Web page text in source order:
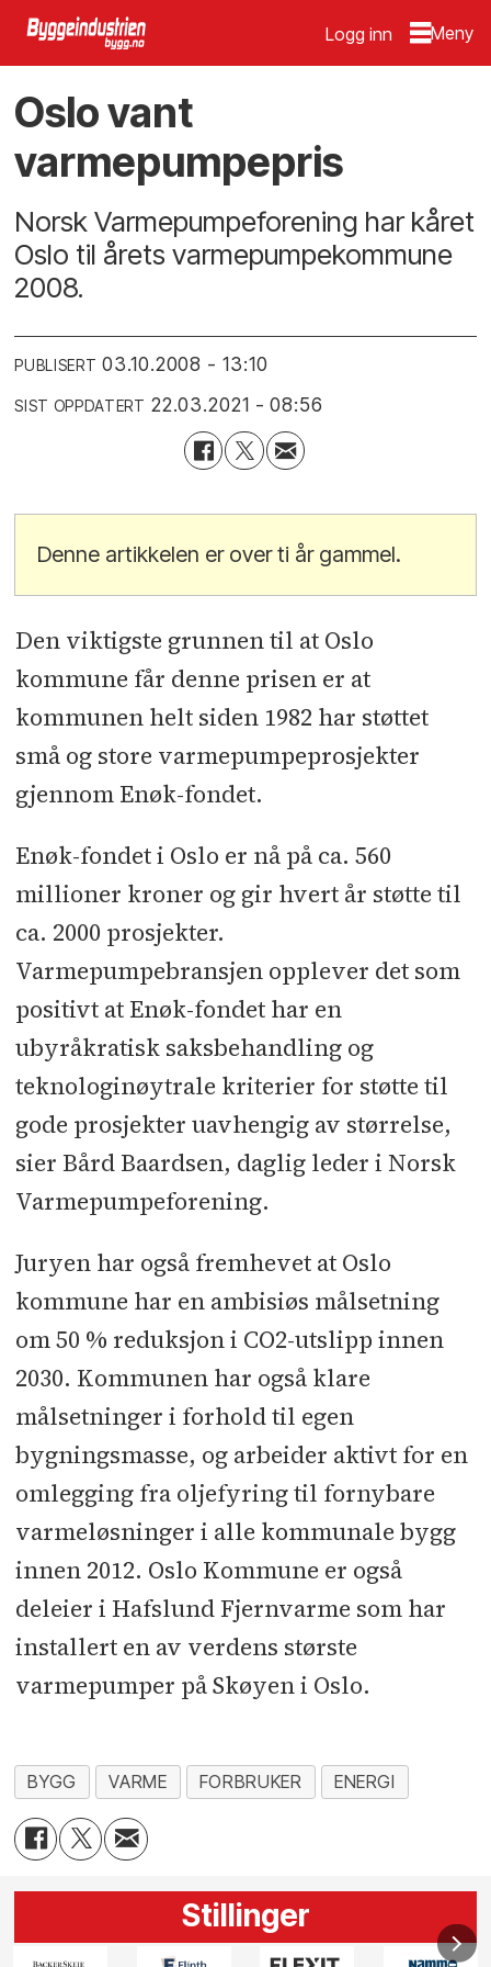
Logg inn
Oslo vant
varmepumpepris
Norsk Varmepumpeforening har kåret
Oslo til årets varmepumpekommune
2008.
PUBLISERT 03.10.2008 - 13:10
SIST OPPDATERT 22.03.2021 - 08:56
Denne artikkelen er over ti år gammel.
Den viktigste grunnen til at Oslo
kommune får denne prisen er at
kommunen helt siden 1982 har støttet
små og store varmepumpeprosjekter
gjennom Enøk-fondet.
Enøk-fondet i Oslo er nå på ca. 560
millioner kroner og gir hvert år støtte til
ca. 2000 prosjekter.
Varmepumpebransjen opplever det som
positivt at Enøk-fondet har en
ubyråkratisk saksbehandling og
teknologinøytrale kriterier for støtte til
gode prosjekter uavhengig av størrelse,
sier Bård Baardsen, daglig leder i Norsk
Varmepumpeforening.
Juryen har også fremhevet at Oslo
kommune har en ambisiøs målsetning
om 50 % reduksjon i CO2-utslipp innen
2030. Kommunen har også klare
målsetninger i forhold til egen
bygningsmasse, og arbeider aktivt for en
omlegging fra oljefyring til fornybare
varmeløsninger i alle kommunale bygg
innen 2012. Oslo Kommune er også
deleier i Hafslund Fjernvarme som har
installert en av verdens største
varmepumper på Skøyen i Oslo.
BYGG VARME FORBRUKER ENERGI
Stillinger